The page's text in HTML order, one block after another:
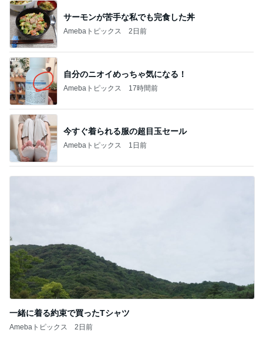
サーモンが苦手な私でも完食した丼
Amebaトピックス 2日前
自分のニオイめっちゃ気になる！
Amebaトピックス 17時間前
今すぐ着られる服の超目玉セール
Amebaトピックス 1日前
一緒に着る約束で買ったTシャツ
Amebaトピックス 2日前